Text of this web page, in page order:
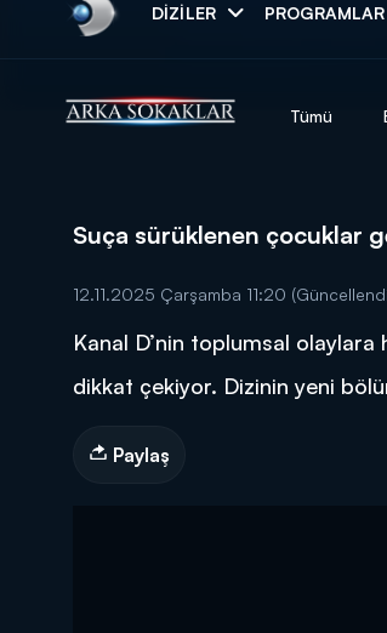
DIZILER PROGRAMLAR
Tümü
Suça sürüklenen çocuklar
12.11.2025 Çarşamba 11:20
Kanal D’nin toplumsal
dikkat çekiyor. Dizinin yeni
Paylaş